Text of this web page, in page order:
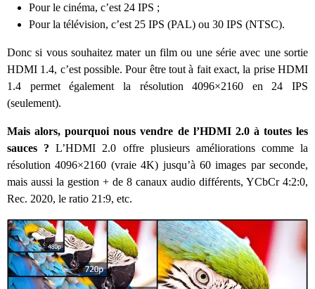
Pour le cinéma, c’est 24 IPS ;
Pour la télévision, c’est 25 IPS (PAL) ou 30 IPS (NTSC).
Donc si vous souhaitez mater un film ou une série avec une sortie
HDMI 1.4, c’est possible. Pour être tout à fait exact, la prise HDMI
1.4 permet également la résolution 4096×2160 en 24 IPS
(seulement).
Mais alors, pourquoi nous vendre de l’HDMI 2.0 à toutes les
sauces ?L’HDMI 2.0 offre plusieurs améliorations comme la
résolution 4096×2160 (vraie 4K) jusqu’à 60 images par seconde,
mais aussi la gestion + de 8 canaux audio différents, YCbCr 4:2:0,
Rec. 2020, le ratio 21:9, etc.